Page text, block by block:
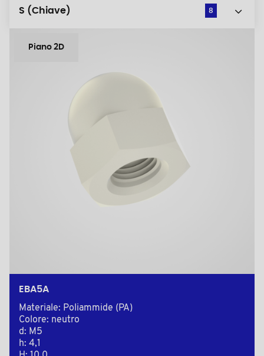
S (Chiave) 8
Piano 2D
EBA5A
Materiale: Poliammide (PA)
Colore: neutro
d: M5
h: 4,1